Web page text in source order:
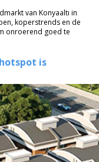
van Konyaaltı in
koperstrends en de
onroerend goed te
is